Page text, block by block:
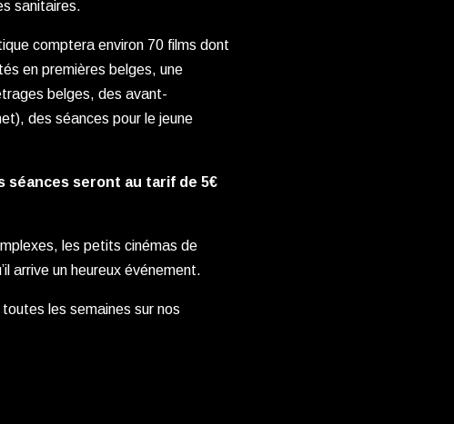
sanitaires.
comptera environ 70 films dont
en premières belges, une
belges, des avant-
des séances pour le jeune
séances seront au tarif de 5€
les petits cinémas de
arrive un heureux événement.
les semaines sur nos